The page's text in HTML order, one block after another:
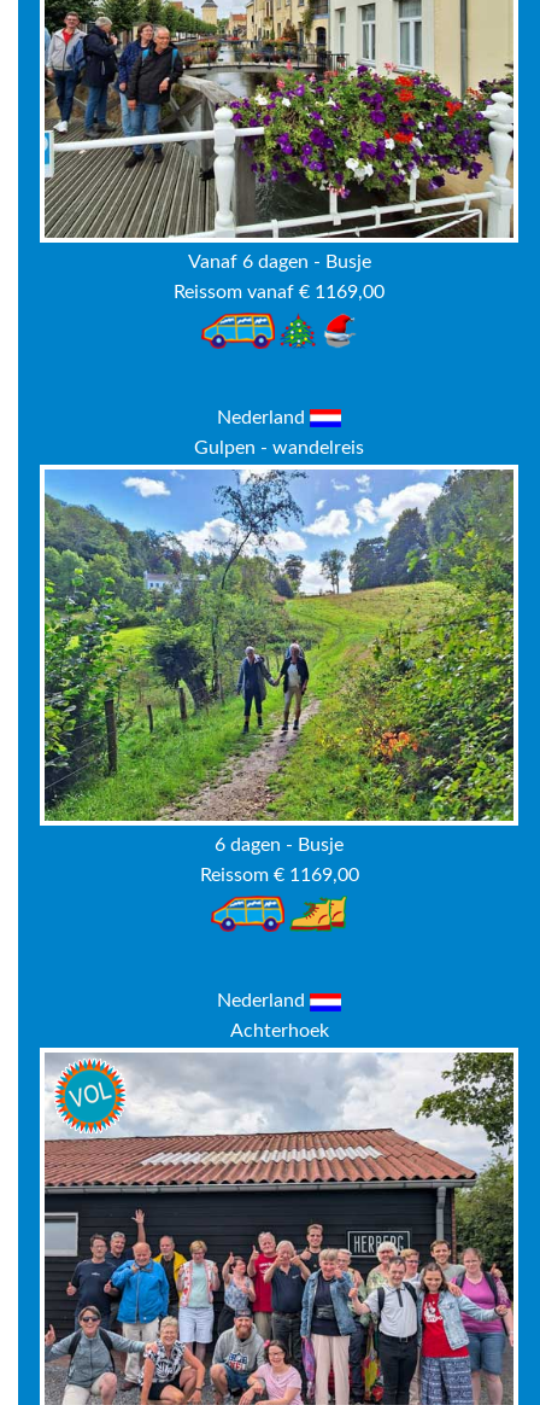
Vanaf 6 dagen - Busje
Reissom vanaf € 1169,00
Nederland
Gulpen - wandelreis
6 dagen - Busje
Reissom € 1169,00
Nederland
Achterhoek